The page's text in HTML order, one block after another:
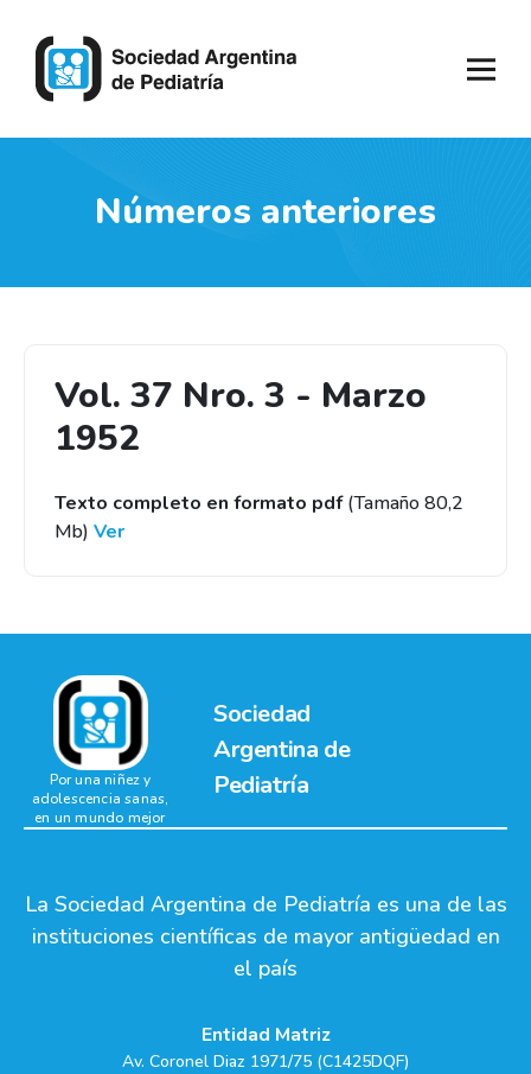
Números anteriores
Vol. 37 Nro. 3 - Marzo
1952
Texto completo en formato pdf(Tamaño 80,2
Mb) Ver
Sociedad
Argentina de
Pediatría
Por una niñez y
adolescencia sanas,
en un mundo mejor
La Sociedad Argentina de Pediatría es una de las
instituciones científicas de mayor antigüedad en
el país
Entidad Matriz
Av. Coronel Diaz 1971/75 (C1425DQF)